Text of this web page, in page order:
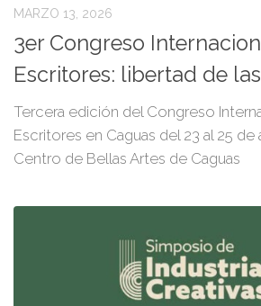
MARZO 13, 2026
3er Congreso
Escritores: libertad de
Tercera edición del Congreso
Escritores en Caguas del 23 al 25 de
Centro de Bellas Artes de Caguas